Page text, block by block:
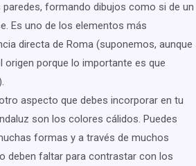
formando dibujos como si de un
Es uno de los elementos más
directa de Roma (suponemos, aunque
origen porque lo importante es que
aspecto que debes incorporar en tu
son los colores cálidos. Puedes
formas y a través de muchos
deben faltar para contrastar con los